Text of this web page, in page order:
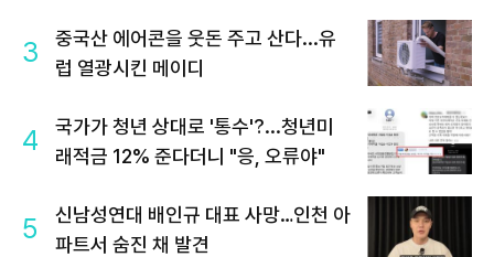
3
중국산 에어콘을 웃돈 주고 산다...유
럽 열광시킨 메이디
4
국가가 청년 상대로 '통수'?...청년미
래적금 12% 준다더니 "응, 오류야"
5
신남성연대 배인규 대표 사망…인천 아
파트서 숨진 채 발견